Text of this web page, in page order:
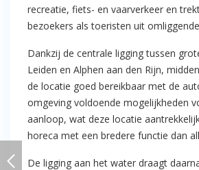
recreatie, fiets- en vaarverkeer en
bezoekers als toeristen uit
Dankzij de centrale ligging tussen
Leiden en Alphen aan den Rijn,
de locatie goed bereikbaar met de
omgeving voldoende mogelijkheden
aanloop, wat deze locatie
horeca met een bredere functie dan
De ligging aan het water draagt